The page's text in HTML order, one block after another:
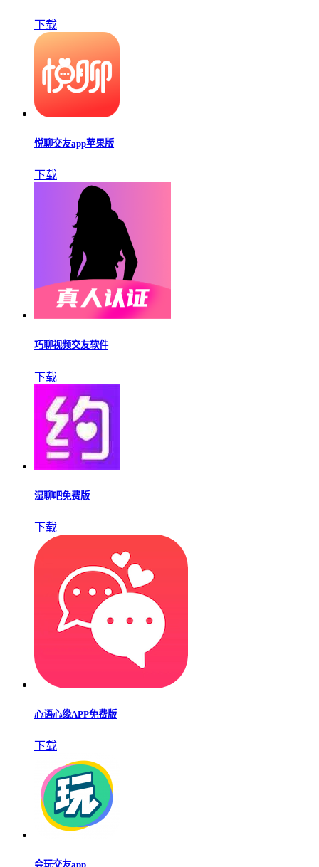
下载
悦聊交友app苹果版
下载
巧聊视频交友软件
下载
湿聊吧免费版
下载
心语心缘APP免费版
下载
会玩交友app